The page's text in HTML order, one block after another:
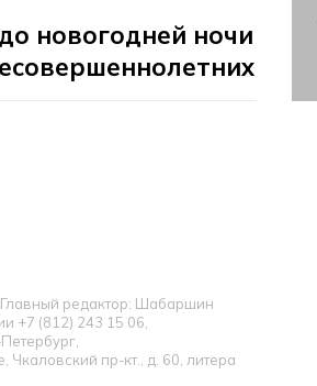
новогодней ночи
редактор: Шабаршин
+7 (812) 243 15 06,
Чкаловский пр-кт., д. 60, литера